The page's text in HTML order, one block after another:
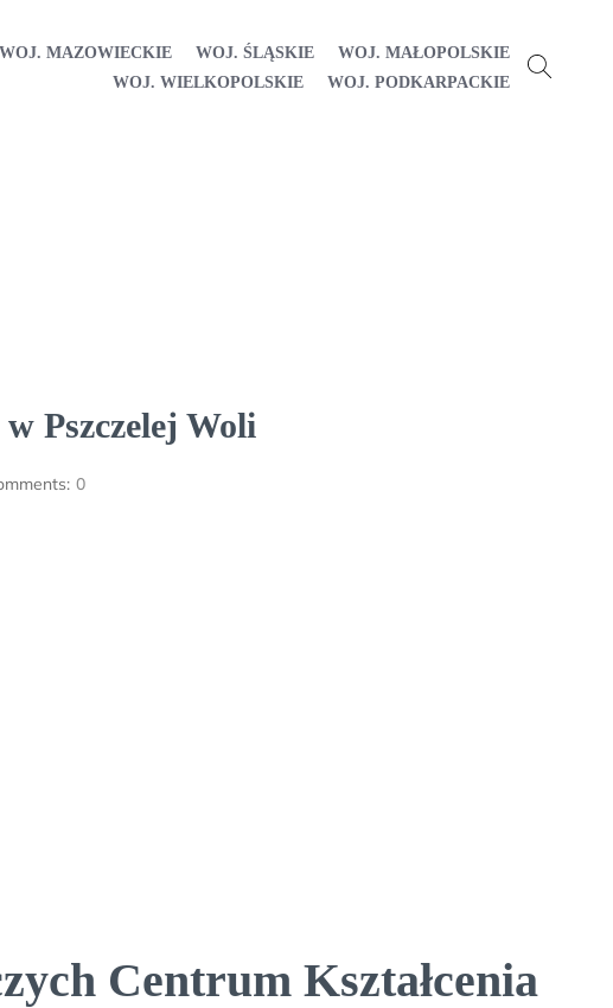
WOJ. MAZOWIECKIE WOJ. ŚLĄSKIE
WOJ. MAŁOPOLSKIE
WOJ. WIELKOPOLSKIE
WOJ. PODKARPACKIE
Pszczelej Woli
0
Centrum Kształcenia